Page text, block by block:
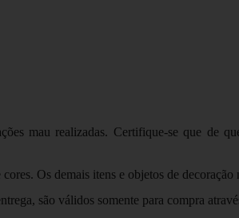
mau realizadas. Certifique-se que de
Os demais itens e objetos de
são válidos somente para compra